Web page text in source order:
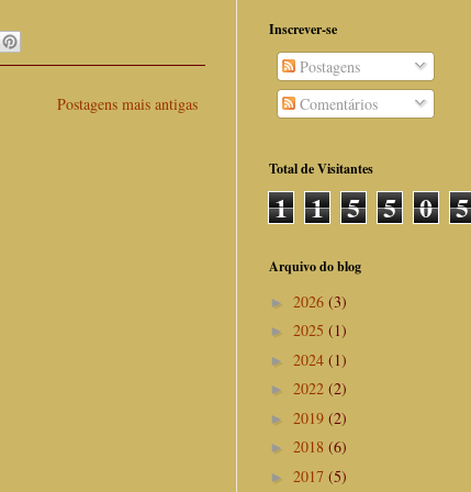
Postagens mais antigas
Inscrever-se
Postagens
Comentários
Total de Visitantes
1 1 5 5 0 5
Arquivo do blog
► 2026 (3)
► 2025 (1)
► 2024 (1)
► 2022 (2)
► 2019 (2)
► 2018 (6)
► 2017 (5)